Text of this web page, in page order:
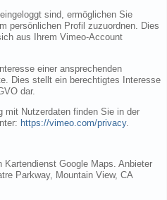
sind, ermöglichen Sie
persönlichen Profil zuzuordnen. Dies
aus Ihrem Vimeo-Account
einer ansprechenden
Dies stellt ein berechtigtes Interesse
dar.
mit Nutzerdaten finden Sie in der
https://vimeo.com/privacy.
Google Maps. Anbieter
Parkway, Mountain View, CA